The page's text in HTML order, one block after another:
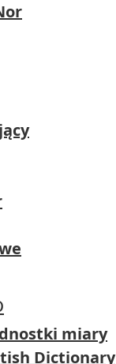
miary
Dictionary